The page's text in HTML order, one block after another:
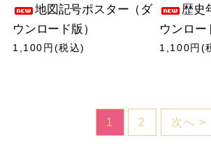
地図記号ポスター（ダ
ウンロード版）
1,100円(税込)
歴史
ウンロー
1,100円(
1 2 次へ >